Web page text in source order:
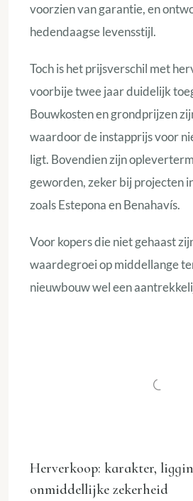
voorzien van garantie, en
hedendaagse levensstijl.
Toch is het prijsverschil met
voorbije twee jaar duidelijk
Bouwkosten en grondprijzen
waardoor de instapprijs voor
ligt. Bovendien zijn
geworden, zeker bij projecten
zoals Estepona en Benahavís.
Voor kopers die niet gehaast
waardegroei op middellange
nieuwbouw wel een
Herverkoop: karakter,
onmiddellijke zekerheid